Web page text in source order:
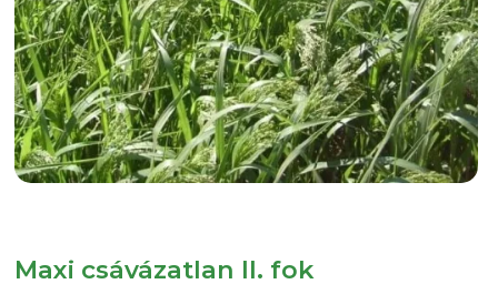
Maxi csávázatlan II. fok